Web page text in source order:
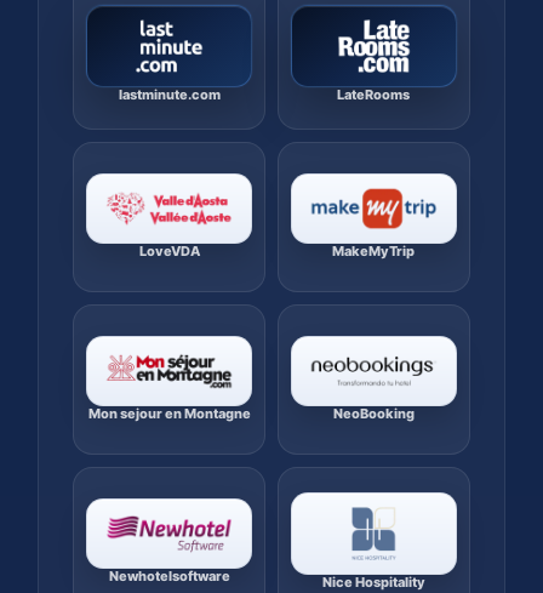
lastminute.com LateRooms
LoveVDA MakeMyTrip
Mon sejour en Montagne NeoBooking
Newhotelsoftware Nice Hospitality